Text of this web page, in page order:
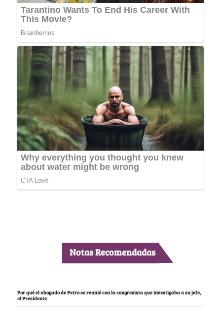
Notas Recomendadas
Por qué el abogado de Petro se reunió con la congresista que investigaba a su jefe,
el Presidente